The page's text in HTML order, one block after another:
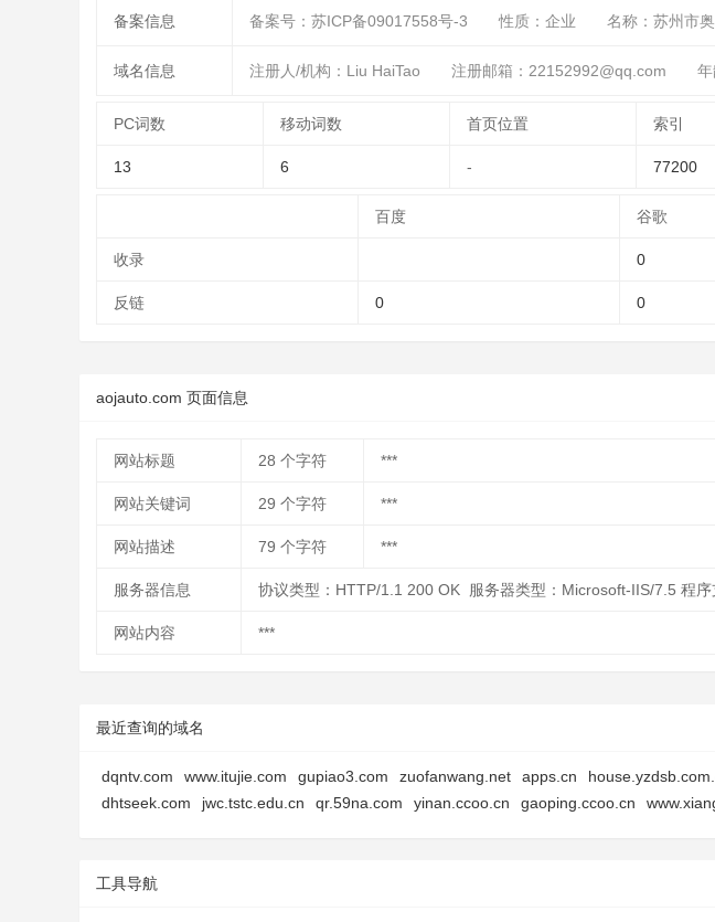
备案信息 备案号：苏ICP备09017558号-3 性质： 企业 名称： 苏州市
域名信息 注册人/机构：Liu HaiTao 注册邮箱：22152992@qq.com
PC词数 移动词数 首页位置 索引
13 6 - 77200
百度 谷歌
收录 0
反链 0 0
aojauto.com 页面信息
网站标题 28 个字符 ***
网站关键词 29 个字符 ***
网站描述 79 个字符 ***
服务器信息 协议类型：HTTP/1.1 200 OK 服务器类型：Microsoft-IIS/7.5 程序
网站内容 ***
最近查询的域名
dqntv.com www.itujie.com gupiao3.com zuofanwang.net apps.cn
dhtseek.com
jwc.tstc.edu.cn qr.59na.com yinan.ccoo.cn gaoping.ccoo.cn
工具导航